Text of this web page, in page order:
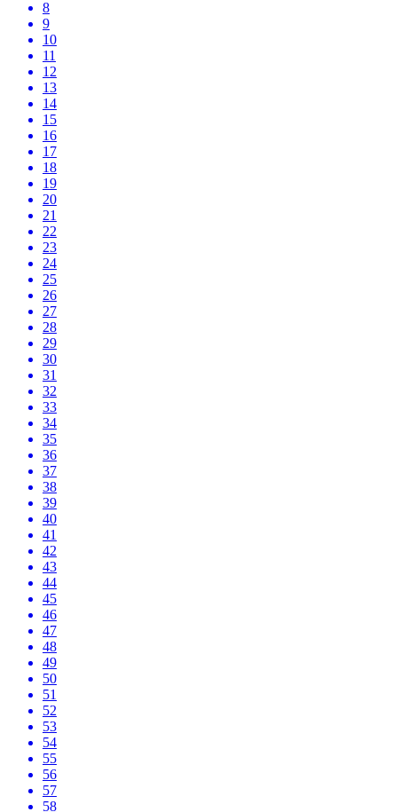
8
9
10
11
12
13
14
15
16
17
18
19
20
21
22
23
24
25
26
27
28
29
30
31
32
33
34
35
36
37
38
39
40
41
42
43
44
45
46
47
48
49
50
51
52
53
54
55
56
57
58